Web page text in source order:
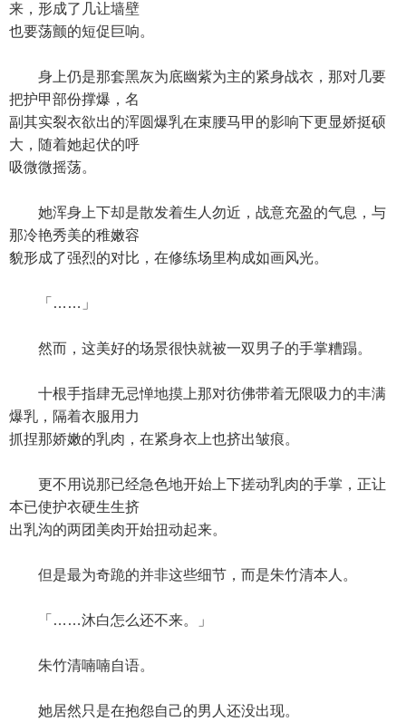
来，形成了几让墙壁
也要荡颤的短促巨响。
身上仍是那套黑灰为底幽紫为主的紧身战衣，那对几要
把护甲部份撑爆，名
副其实裂衣欲出的浑圆爆乳在束腰马甲的影响下更显娇挺硕
大，随着她起伏的呼
吸微微摇荡。
她浑身上下却是散发着生人勿近，战意充盈的气息，与
那冷艳秀美的稚嫩容
貌形成了强烈的对比，在修练场里构成如画风光。
「……」
然而，这美好的场景很快就被一双男子的手掌糟蹋。
十根手指肆无忌惮地摸上那对彷佛带着无限吸力的丰满
爆乳，隔着衣服用力
抓捏那娇嫩的乳肉，在紧身衣上也挤出皱痕。
更不用说那已经急色地开始上下搓动乳肉的手掌，正让
本已使护衣硬生生挤
出乳沟的两团美肉开始扭动起来。
但是最为奇跪的并非这些细节，而是朱竹清本人。
「……沐白怎么还不来。」
朱竹清喃喃自语。
她居然只是在抱怨自己的男人还没出现。